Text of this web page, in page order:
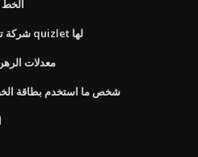
شركة تأمين الأوراق المالية مملوكة من قبل quizlet لها
معدلات
شخص ما استخدم بطاقة